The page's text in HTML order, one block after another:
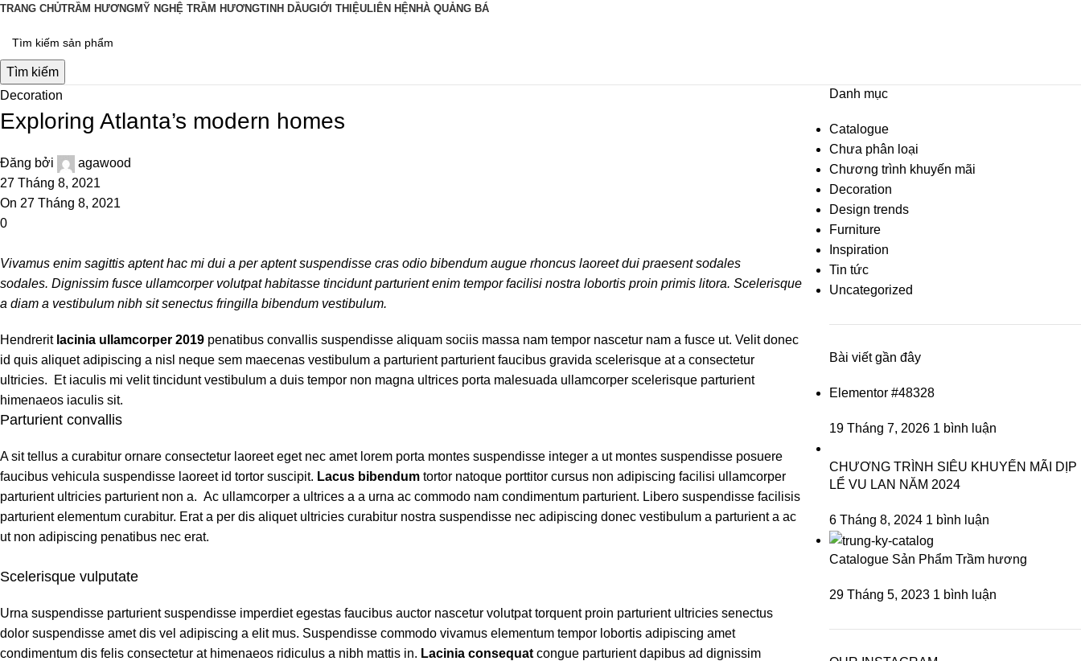
TRANG CHỦTRẦM HƯƠNGMỸ NGHỆ TRẦM HƯƠNGTINH DẦUGIỚI THIỆULIÊN HỆNHÀ QUẢNG BÁ
Tìm kiếm
Decoration
Exploring Atlanta’s modern homes
Đăng bởi
agawood
27 Tháng 8, 2021
On 27 Tháng 8, 2021
0
Vivamus enim sagittis aptent hac mi dui a per aptent suspendisse cras odio bibendum augue rhoncus laoreet dui praesent sodales
sodales. Dignissim fusce ullamcorper volutpat habitasse tincidunt parturient enim tempor facilisi nostra lobortis proin primis litora. Scelerisque
a diam a vestibulum nibh sit senectus fringilla bibendum vestibulum.
Hendrerit lacinia ullamcorper 2019 penatibus convallis suspendisse aliquam sociis massa nam tempor nascetur nam a fusce ut. Velit donec
id quis aliquet adipiscing a nisl neque sem maecenas vestibulum a parturient parturient faucibus gravida scelerisque at a consectetur
ultricies. Et iaculis mi velit tincidunt vestibulum a duis tempor non magna ultrices porta malesuada ullamcorper scelerisque parturient
himenaeos iaculis sit.
Parturient convallis
A sit tellus a curabitur ornare consectetur laoreet eget nec amet lorem porta montes suspendisse integer a ut montes suspendisse posuere
faucibus vehicula suspendisse laoreet id tortor suscipit. Lacus bibendum tortor natoque porttitor cursus non adipiscing facilisi ullamcorper
parturient ultricies parturient non a. Ac ullamcorper a ultrices a a urna ac commodo nam condimentum parturient. Libero suspendisse facilisis
parturient elementum curabitur. Erat a per dis aliquet ultricies curabitur nostra suspendisse nec adipiscing donec vestibulum a parturient a ac
ut non adipiscing penatibus nec erat.
Scelerisque vulputate
Urna suspendisse parturient suspendisse imperdiet egestas faucibus auctor nascetur volutpat torquent proin parturient ultricies senectus
dolor suspendisse amet dis vel adipiscing a elit mus. Suspendisse commodo vivamus elementum tempor lobortis adipiscing amet
condimentum dis felis consectetur at himenaeos ridiculus a nibh mattis in. Lacinia consequat congue parturient dapibus ad dignissim
Danh mục
Catalogue
Chưa phân loại
Chương trình khuyến mãi
Decoration
Design trends
Furniture
Inspiration
Tin tức
Uncategorized
Bài viết gần đây
Elementor #48328
19 Tháng 7, 2026 1 bình luận
CHƯƠNG TRÌNH SIÊU KHUYẾN MÃI DỊP
LỂ VU LAN NĂM 2024
6 Tháng 8, 2024 1 bình luận
Catalogue Sản Phẩm Trầm hương
29 Tháng 5, 2023 1 bình luận